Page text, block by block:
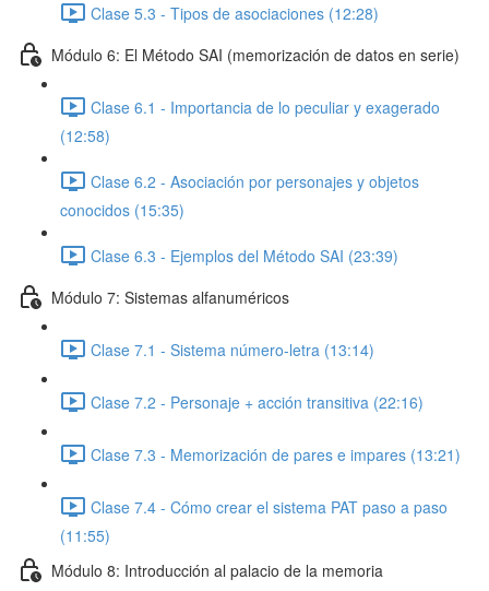
Clase 5.3 - Tipos de asociaciones (12:28)
Módulo 6: El Método SAI (memorización de datos en serie)
Clase 6.1 - Importancia de lo peculiar y exagerado
(12:58)
Clase 6.2 - Asociación por personajes y objetos
conocidos (15:35)
Clase 6.3 - Ejemplos del Método SAI (23:39)
Módulo 7: Sistemas alfanuméricos
Clase 7.1 - Sistema número-letra (13:14)
Clase 7.2 - Personaje + acción transitiva (22:16)
Clase 7.3 - Memorización de pares e impares (13:21)
Clase 7.4 - Cómo crear el sistema PAT paso a paso
(11:55)
Módulo 8: Introducción al palacio de la memoria